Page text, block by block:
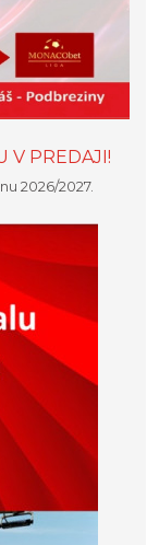
V PREDAJI!
2026/2027.